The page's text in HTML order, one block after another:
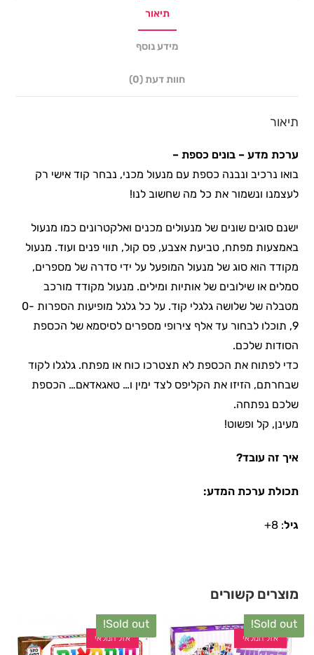
תיאור
מידע נוסף
חוות דעת (0)
תיאור
ערכת מדע – בונים כספת –
בואו נרכיב ונבנה כספת עם מנעול מכני, נבחר קוד אישי רק
לעצמנו ונשמור את כל מה שחשוב לנו!
ישנם סוגים שונים של מנעולים מכנים ואלקטרונים כמו מנעול
באמצעות מפתח, טביעת אצבע, פס קול, תווי פנים ועוד. מנעול
מקודד הוא סוג של מנעול המופעל על ידי סדרה של מספרים,
סמלים או שילובים של אותיות ומילים. מנעול מקודד מורכב
מטבלה של שלושה גלגלי קוד. על כל גלגל מופיעות הספרות 0-
9, תוכלו לבחור עד אלף צירופי מספרים לסיסמא של הכספת
הסודות שלכם.
כדי לפתוח את הכספת לא תצטרכו כוח או מפתח. גלגלו לקוד
שבחרתם, הזיזו את הקליפס לצד ימין ו… טאגאדאם… הכספת
שלכם נפתחה.
מעינן, קל ופשוט!
איך זה עובד?
תכולת ערכת המדע:
גיל: 8+
מוצרים קשורים
Sold out!
אזל המלאי
Sold out!
אזל המלאי